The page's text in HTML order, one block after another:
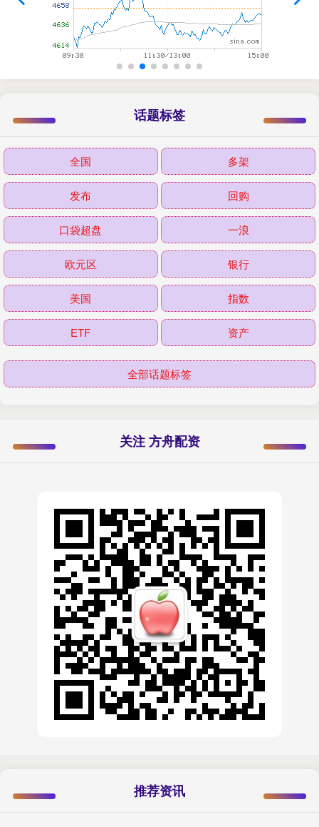
话题标签
全国 多架
发布 回购
口袋超盘 一浪
欧元区 银行
美国 指数
ETF 资产
全部话题标签
关注 方舟配资
推荐资讯